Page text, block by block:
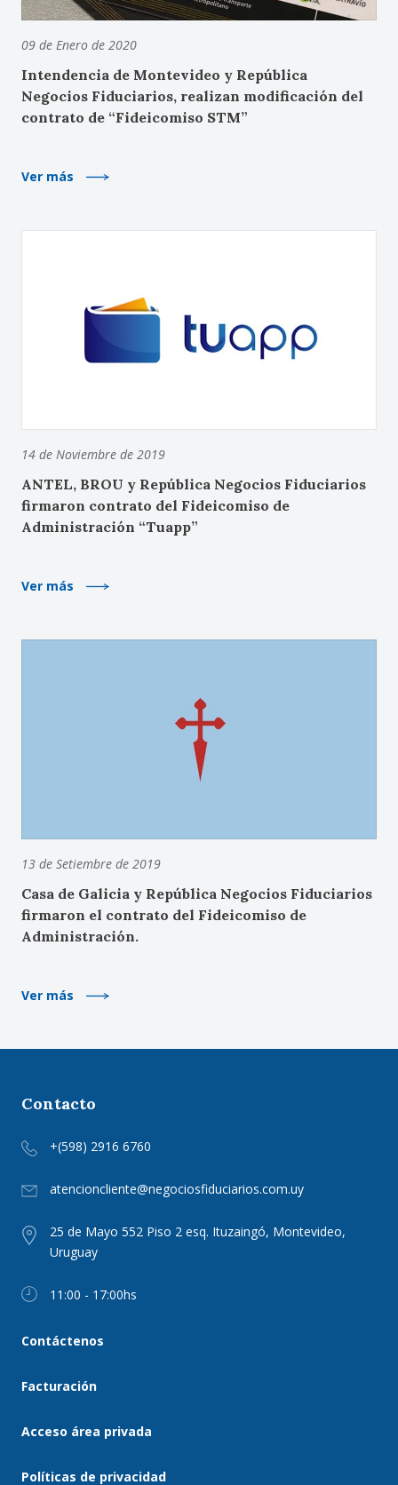
09 de Enero de 2020
Intendencia de Montevideo y República
Negocios Fiduciarios, realizan modificación del
contrato de “Fideicomiso STM”
Ver más
14 de Noviembre de 2019
ANTEL, BROU y República Negocios Fiduciarios
firmaron contrato del Fideicomiso de
Administración “Tuapp”
Ver más
13 de Setiembre de 2019
Casa de Galicia y República Negocios Fiduciarios
firmaron el contrato del Fideicomiso de
Administración.
Ver más
Contacto
+(598) 2916 6760
atencioncliente@negociosfiduciarios.com.uy
25 de Mayo 552 Piso 2 esq. Ituzaingó, Montevideo,
Uruguay
11:00 - 17:00hs
Contáctenos
Facturación
Acceso área privada
Políticas de privacidad